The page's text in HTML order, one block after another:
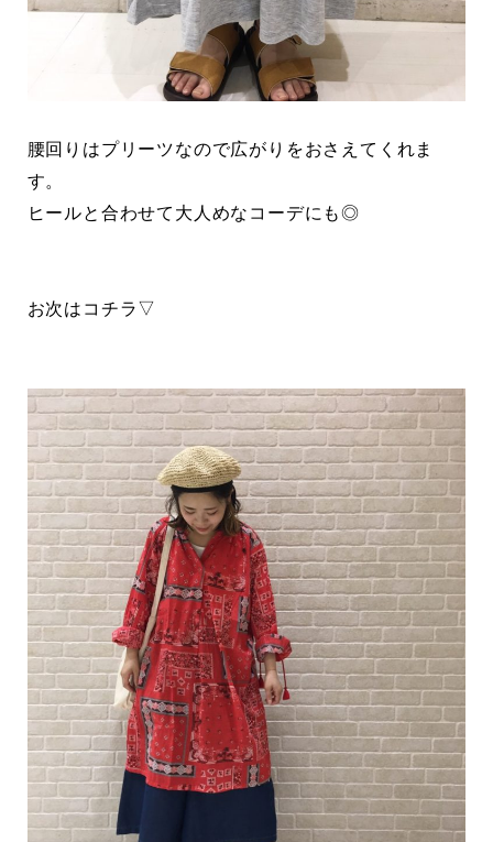
腰回りはプリーツなので広がりをおさえてくれま
す。
ヒールと合わせて大人めなコーデにも◎
お次はコチラ▽